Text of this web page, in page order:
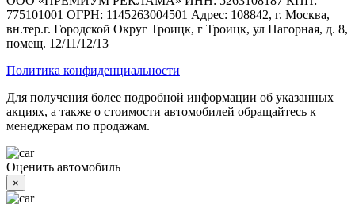
775101001 ОГРН: 1145263004501 Адрес: 108842, г. Москва,
вн.тер.г. Городской Округ Троицк, г Троицк, ул Нагорная, д. 8,
помещ. 12/11/12/13
Политика конфиденциальности
Для получения более подробной информации об указанных
акциях, а также о стоимости автомобилей обращайтесь к
менеджерам по продажам.
Оценить автомобиль
×